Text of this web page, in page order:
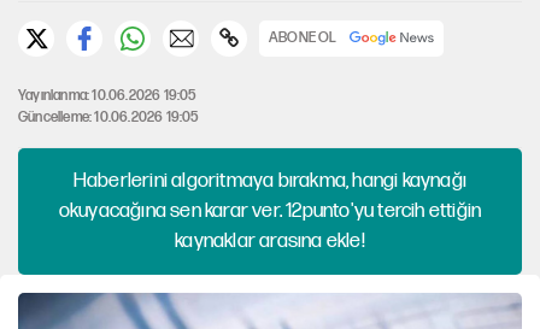
ABONE OL
Yayınlanma: 10.06.2026 19:05
Güncelleme: 10.06.2026 19:05
Haberlerini algoritmaya bırakma, hangi kaynağı
okuyacağına sen karar ver. 12punto'yu tercih ettiğin
kaynaklar arasına ekle!